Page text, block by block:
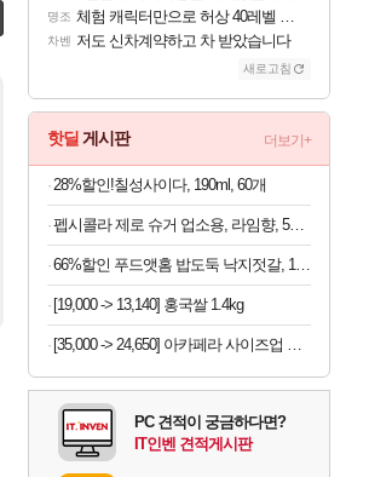
메이플 이건 대체 뭐하는 짓이냐?
[116]
로아 너넨 대난 함부로 가지 마라.. [44]
메이플 빵 가격이 24500원 이라길래 결제 취소하고 나왔
메이플 아니 누가 몽벨 뇌빼기했네 ㅋㅋㅋㅋ
메이플 근데 유니온 이거 1만 존나 쉬운거같은데
섭컬겜 넷마블, 신작 서브컬쳐 게임 [펄 인 블루] 티저 사이
아주프로 4컷 만화 | 야간 보초는 너무 힘들어
비스트 챕터별 길찾기/지도 공략 (1 ~ 12장)
리밋제로 테스트 때는 로비에 온라인 기능이 있는데
PV 비스트 오브 리인카네이션 오픈 트레일러
명조 체험 캐릭터만으로 허상 40레벨 하이와티아 5분 컷!｜에이메스·린네·모니에 명함
차벤 저도 신차계약하고 차 받았습니다
새로고침
핫딜 게시판 더보기+
28%할인!칠성사이다, 190ml, 60개
펩시콜라 제로 슈거 업소용, 라임향, 500ml, 20개
66%할인 푸드앳홈 밥도둑 낙지젓갈, 1kg, 1개
[19,000 -> 13,140] 홍국쌀 1.4kg
[35,000 -> 24,650] 아카페라 사이즈업 벤티 아메리카노 600ml x 24개
PC 견적이 궁금하다면?
IT인벤 견적게시판